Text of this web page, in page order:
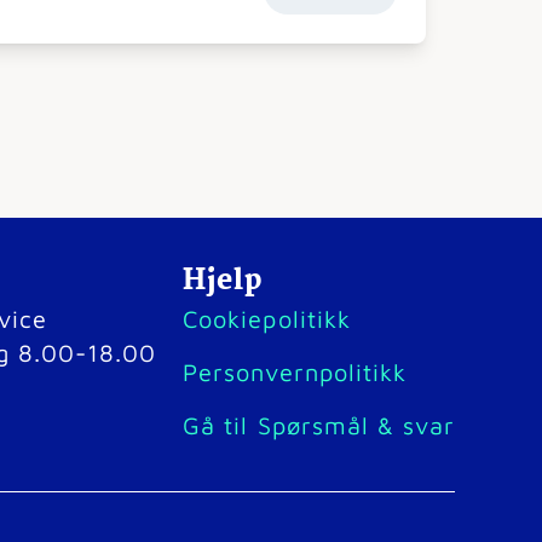
8.00-18.00
Hjelp
Cookiepolitikk
Personvernpolitikk
Gå til Spørsmål & svar